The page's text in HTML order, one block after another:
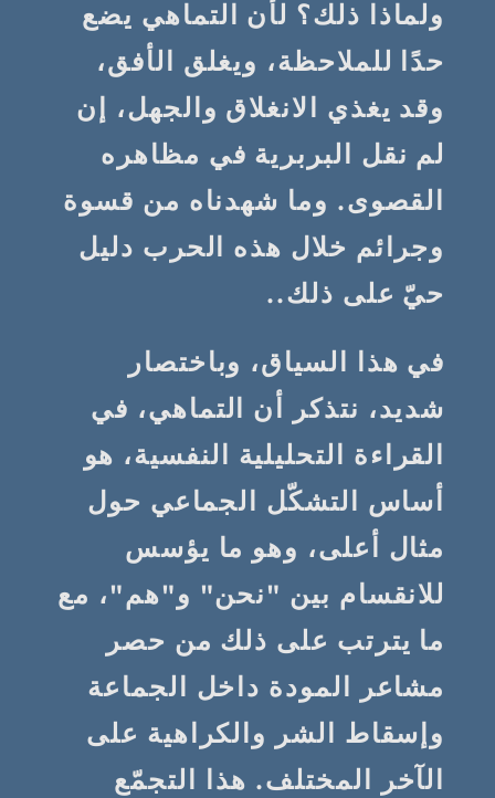
ولماذا ذلك؟ لأن التماهي يضع
حدًا للملاحظة، ويغلق الأفق،
وقد يغذي الانغلاق والجهل، إن
لم نقل البربرية في مظاهره
القصوى. وما شهدناه من قسوة
وجرائم خلال هذه الحرب دليل
حيّ على ذلك..
في هذا السياق، وباختصار
شديد، نتذكر أن التماهي، في
القراءة التحليلية النفسية، هو
أساس التشكّل الجماعي حول
مثال أعلى، وهو ما يؤسس
للانقسام بين "نحن" و"هم"، مع
ما يترتب على ذلك من حصر
مشاعر المودة داخل الجماعة
وإسقاط الشر والكراهية على
الآخر المختلف. هذا التجمّع